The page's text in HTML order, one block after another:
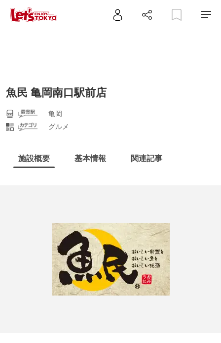
魚民 亀岡南口駅前店
亀岡
グルメ
施設概要 基本情報 関連記事